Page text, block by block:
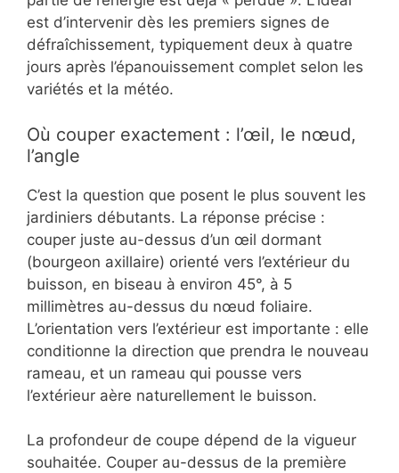
est d’intervenir dès les premiers signes de
défraîchissement, typiquement deux à quatre
jours après l’épanouissement complet selon les
variétés et la météo.
Où couper exactement : l’œil, le nœud,
l’angle
C’est la question que posent le plus souvent les
jardiniers débutants. La réponse précise :
couper juste au-dessus d’un œil dormant
(bourgeon axillaire) orienté vers l’extérieur du
buisson, en biseau à environ 45°, à 5
millimètres au-dessus du nœud foliaire.
L’orientation vers l’extérieur est importante : elle
conditionne la direction que prendra le nouveau
rameau, et un rameau qui pousse vers
l’extérieur aère naturellement le buisson.
La profondeur de coupe dépend de la vigueur
souhaitée. Couper au-dessus de la première